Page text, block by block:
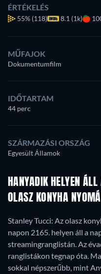
ÉRTÉKELÉS
55% (118) 8.1 (1k)
MŰFAJOK
Dokumentumfilm
IDŐTARTAM
44 perc
SZÁRMAZÁSI ORSZÁG
Egyesült Államok
HANYADIK HELYEN
OLASZ KONYHA
Stanley Tucci: Az olasz
napon 2165. helyen áll a
streamingranglistán. Az
ranglistákon tegnap óta.
sokkal népszerűbb, mint